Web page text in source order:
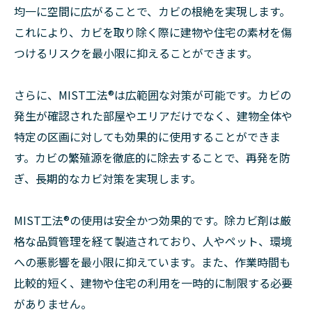
均一に空間に広がることで、カビの根絶を実現します。
これにより、カビを取り除く際に建物や住宅の素材を傷
つけるリスクを最小限に抑えることができます。
さらに、MIST工法®︎は広範囲な対策が可能です。カビの
発生が確認された部屋やエリアだけでなく、建物全体や
特定の区画に対しても効果的に使用することができま
す。カビの繁殖源を徹底的に除去することで、再発を防
ぎ、長期的なカビ対策を実現します。
MIST工法®︎の使用は安全かつ効果的です。除カビ剤は厳
格な品質管理を経て製造されており、人やペット、環境
への悪影響を最小限に抑えています。また、作業時間も
比較的短く、建物や住宅の利用を一時的に制限する必要
がありません。